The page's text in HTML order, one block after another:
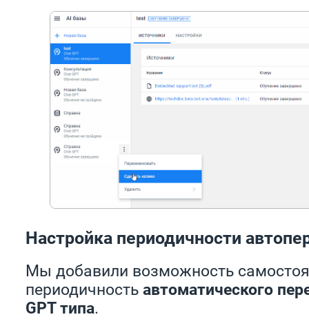
Настройка периодичности
Мы добавили возможность
периодичность автоматического
GPT типа.